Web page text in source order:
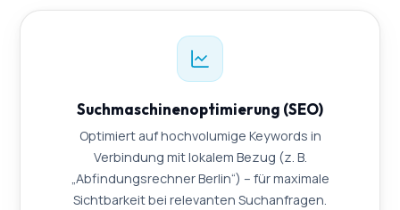
Suchmaschinenoptimierung (SEO)
Optimiert auf hochvolumige Keywords in
Verbindung mit lokalem Bezug (z. B.
„Abfindungsrechner Berlin“) – für maximale
Sichtbarkeit bei relevanten Suchanfragen.